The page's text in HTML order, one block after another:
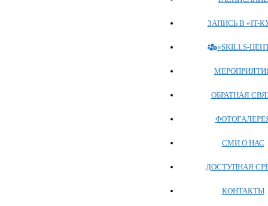
ЗАПИСЬ В «IT-
«SKILLS-
ОБРАТНАЯ
СМИ О НАС
ДОСТУПНАЯ
КОНТАКТЫ